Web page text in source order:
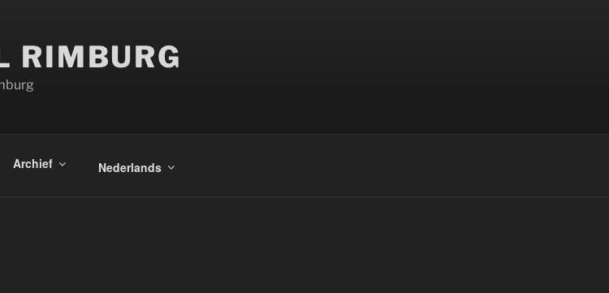
RIMBURG
Archief Nederlands